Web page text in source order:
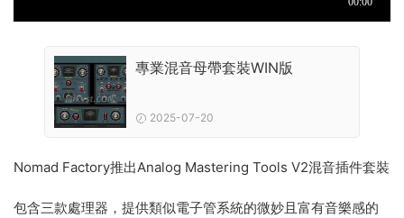
專業混音母帶套裝WIN版
2025-07-20
Nomad Factory推出Analog Mastering Tools V2混音插件套裝
包含三款處理器，提供類似電子管系統的微妙且富有音樂感的